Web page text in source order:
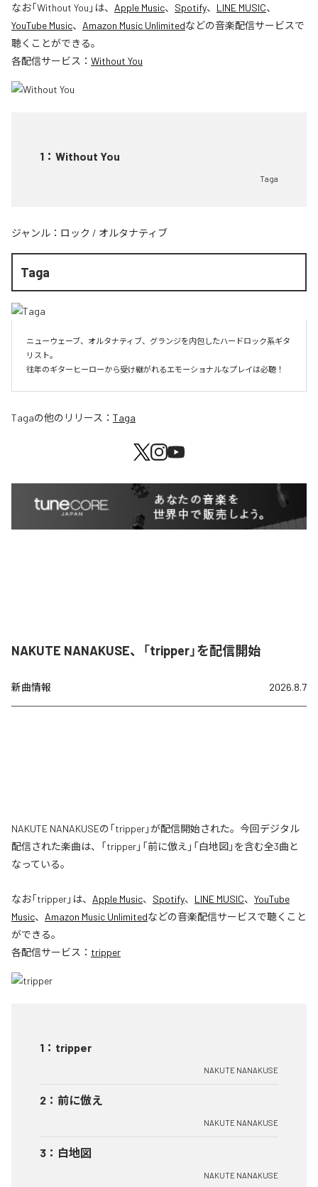
なお「Without You 」は、 Apple Music、 Spotify、 LINE MUSIC、
YouTube Music、 Amazon Music Unlimitedなどの音楽配信サービスで
聴くことができる。
各配信サービス： Without You
1 ： Without You
Taga
ジャンル： ロック / オルタナティブ
Taga
ニューウェーブ、オルタナティブ、グランジを内包したハードロック系ギタ
リスト。
往年のギターヒーローから受け継がれるエモーショナルなプレイは必聴！
Tagaの他のリリース： Taga
NAKUTE NANAKUSE、「tripper」を配信開始
新曲情報 2026.8.7
NAKUTE NANAKUSEの「tripper」が配信開始された。今回デジタル
配信された楽曲は、「tripper」「前に倣え」「白地図」を含む全3曲と
なっている。
なお「tripper」は、 Apple Music、 Spotify、 LINE MUSIC、 YouTube
Music、 Amazon Music Unlimitedなどの音楽配信サービスで聴くこと
ができる。
各配信サービス： tripper
1 ： tripper
NAKUTE NANAKUSE
2 ： 前に倣え
NAKUTE NANAKUSE
3 ： 白地図
NAKUTE NANAKUSE